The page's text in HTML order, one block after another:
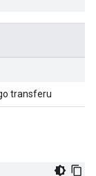
transferu